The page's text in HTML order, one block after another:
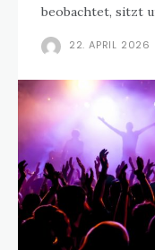
beobachtet, sitzt
22. APRIL 2026